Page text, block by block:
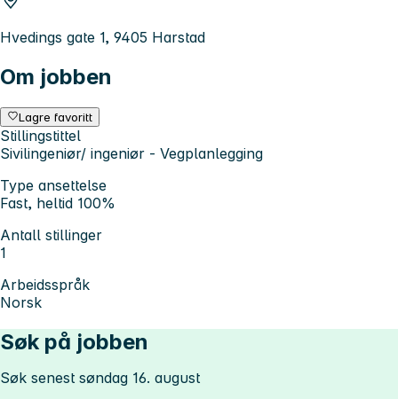
Hvedings gate 1, 9405 Harstad
Om jobben
Lagre favoritt
Stillingstittel
Sivilingeniør/ ingeniør - Vegplanlegging
Type ansettelse
Fast, heltid 100%
Antall stillinger
1
Arbeidsspråk
Norsk
Søk på jobben
Søk senest søndag 16. august